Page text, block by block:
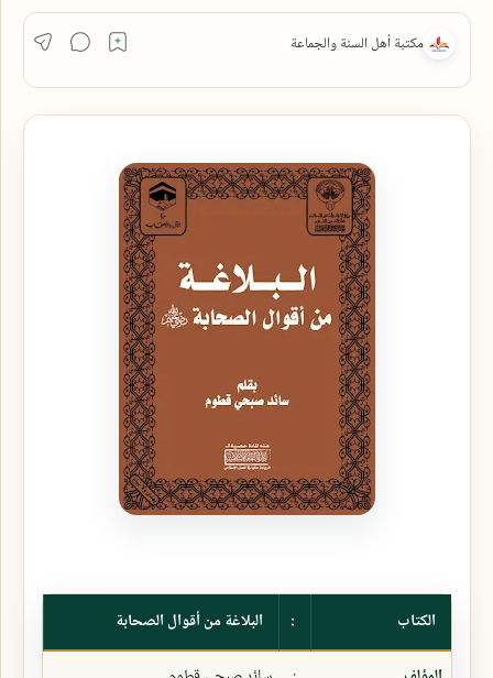
الكتاب :
البلاغة من أقوال الصحابة